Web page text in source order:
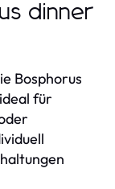
dinner
Bosphorus
für